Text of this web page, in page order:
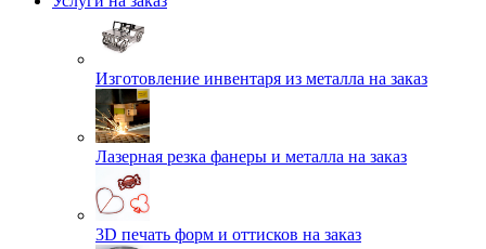
Изготовление инвентаря из металла на заказ
Лазерная резка фанеры и металла на заказ
3D печать форм и оттисков на заказ